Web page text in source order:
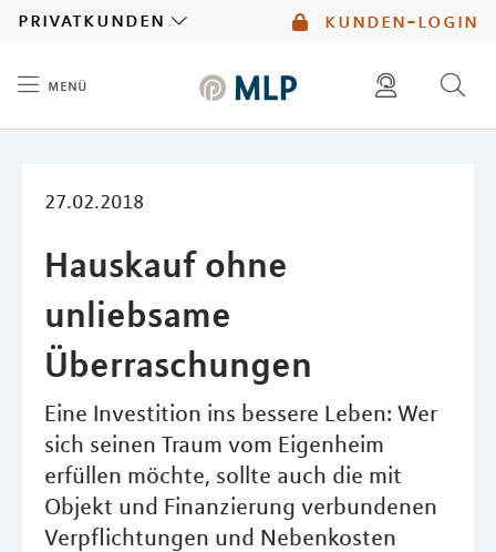
kunden-login
privatkunden
menü
27.02.2018
Hauskauf ohne
unliebsame
Überraschungen
Eine Investition ins bessere Leben: Wer
sich seinen Traum vom Eigenheim
erfüllen möchte, sollte auch die mit
Objekt und Finanzierung verbundenen
Verpflichtungen und Nebenkosten